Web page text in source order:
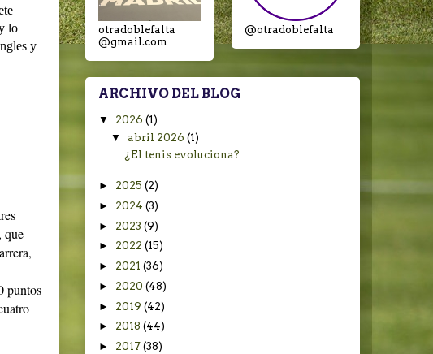
lo
y
que
puntos
otradoblefalta
@gmail.com
@otradoblefalta
ARCHIVO DEL BLOG
▼ 2026 (1)
▼abril 2026(1)
¿El tenis evoluciona?
► 2025 (2)
► 2024 (3)
► 2023 (9)
► 2022 (15)
► 2021 (36)
► 2020 (48)
► 2019 (42)
► 2018 (44)
► 2017 (38)